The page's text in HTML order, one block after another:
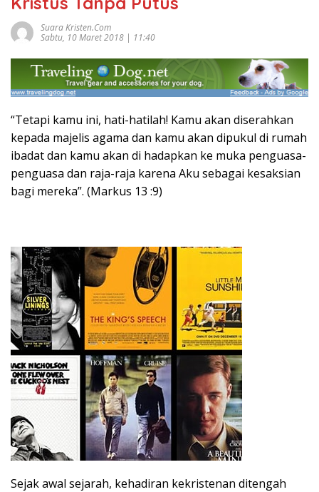
Suara Kristen.com
Sabtu, 10 Maret 2018 | 11:40
“Tetapi kamu ini, hati-hatilah! Kamu akan diserahkan
kepada majelis agama dan kamu akan dipukul di rumah
ibadat dan kamu akan di hadapkan ke muka penguasa-
penguasa dan raja-raja karena Aku sebagai kesaksian
bagi mereka”. (Markus 13 :9)
Sejak awal sejarah, kehadiran kekristenan ditengah